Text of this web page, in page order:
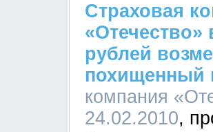
Страховая
«Отечество»
рублей
похищенный
компания
24.02.2010